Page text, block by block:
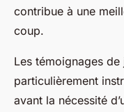
contribue à une
coup.
Les témoignages
particulièrement
avant la nécessité